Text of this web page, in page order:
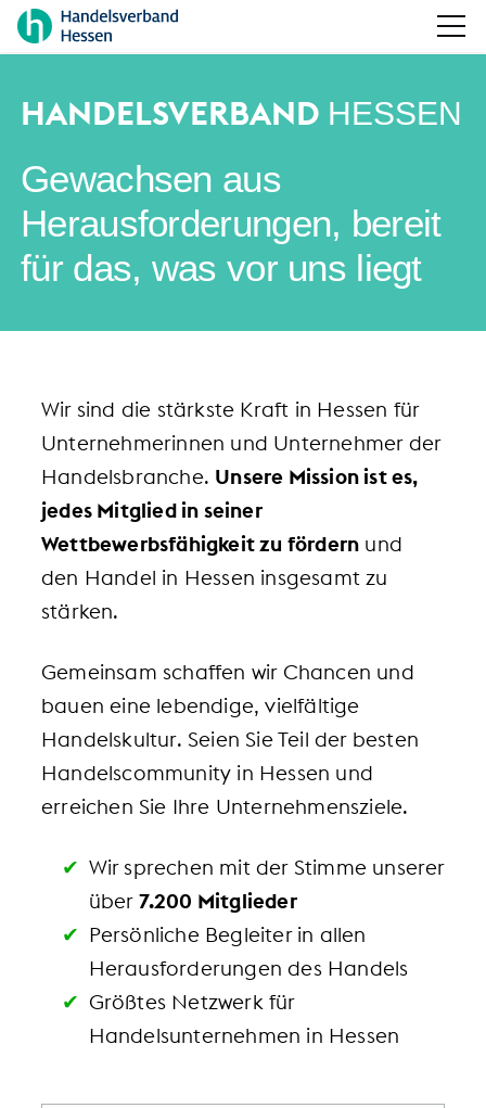
HANDELSVERBAND HESSEN
Gewachsen aus
Herausforderungen, bereit
für das, was vor uns liegt
Wir sind die stärkste Kraft in Hessen für
Unternehmerinnen und Unternehmer der
Handelsbranche. Unsere Mission ist es,
jedes Mitglied in seiner
Wettbewerbsfähigkeit zu fördern und
den Handel in Hessen insgesamt zu
stärken.
Gemeinsam schaffen wir Chancen und
bauen eine lebendige, vielfältige
Handelskultur. Seien Sie Teil der besten
Handelscommunity in Hessen und
erreichen Sie Ihre Unternehmensziele.
Wir sprechen mit der Stimme unserer
über 7.200 Mitglieder
Persönliche Begleiter in allen
Herausforderungen des Handels
Größtes Netzwerk für
Handelsunternehmen in Hessen